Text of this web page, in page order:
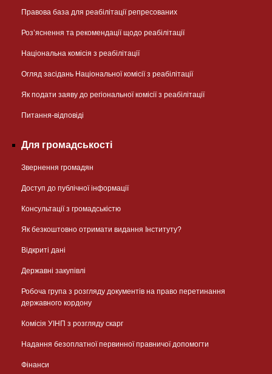
Правова база для реабілітації репресованих
Розʼяснення та рекомендації щодо реабілітації
Національна комісія з реабілітації
Огляд засідань Національної комісії з реабілітації
Як подати заяву до регіональної комісії з реабілітації
Питання-відповіді
Для громадськості
Звернення громадян
Доступ до публічної інформації
Консультації з громадськістю
Як безкоштовно отримати видання Інституту?
Відкриті дані
Державні закупівлі
Робоча група з розгляду документів на право перетинання
державного кордону
Комісія УІНП з розгляду скарг
Надання безоплатної первинної правничої допомогти
Фінанси